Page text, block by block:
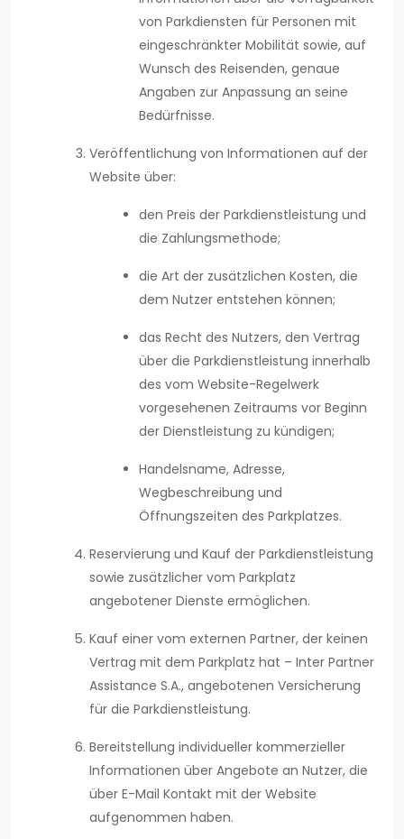
von Parkdiensten für Personen mit
eingeschränkter Mobilität sowie, auf
Wunsch des Reisenden, genaue
Angaben zur Anpassung an seine
Bedürfnisse.
Veröffentlichung von Informationen auf der
Website über:
den Preis der Parkdienstleistung und
die Zahlungsmethode;
die Art der zusätzlichen Kosten, die
dem Nutzer entstehen können;
das Recht des Nutzers, den Vertrag
über die Parkdienstleistung innerhalb
des vom Website-Regelwerk
vorgesehenen Zeitraums vor Beginn
der Dienstleistung zu kündigen;
Handelsname, Adresse,
Wegbeschreibung und
Öffnungszeiten des Parkplatzes.
Reservierung und Kauf der Parkdienstleistung
sowie zusätzlicher vom Parkplatz
angebotener Dienste ermöglichen.
Kauf einer vom externen Partner, der keinen
Vertrag mit dem Parkplatz hat – Inter Partner
Assistance S.A., angebotenen Versicherung
für die Parkdienstleistung.
Bereitstellung individueller kommerzieller
Informationen über Angebote an Nutzer, die
über E-Mail Kontakt mit der Website
aufgenommen haben.